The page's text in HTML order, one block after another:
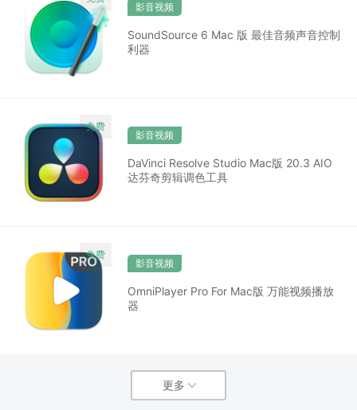
影音视频
SoundSource 6 Mac 版 最佳音频声音控制
利器
影音视频
DaVinci Resolve Studio Mac版 20.3 AIO
达芬奇剪辑调色工具
影音视频
OmniPlayer Pro For Mac版 万能视频播放
器
更多